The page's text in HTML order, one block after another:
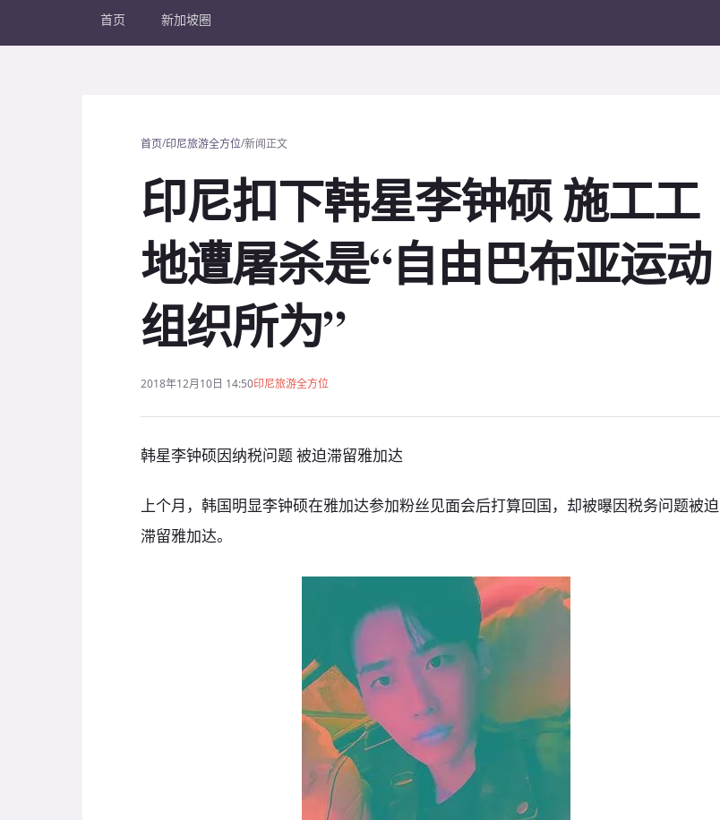
首页 新加坡圈
首页/印尼旅游全方位/新闻正文
印尼扣下韩星李钟硕 施工工
地遭屠杀是“自由巴布亚运动
组织所为”
2018年12月10日 14:50印尼旅游全方位
韩星李钟硕因纳税问题 被迫滞留雅加达
上个月，韩国明显李钟硕在雅加达参加粉丝见面会后打算回国，却被曝因税务问题被迫
滞留雅加达。